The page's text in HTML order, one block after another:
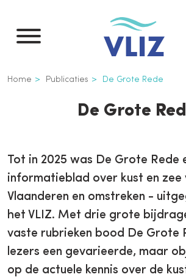
naar
inhoud
Kruimelpad
Home Publicaties De Grote Rede
De Grote
Inline
3th
level
navigation
Tot in 2025 was De Grote Rede
informatieblad over kust en
Vlaanderen en omstreken -
het VLIZ. Met drie grote
vaste rubrieken bood De Grote
lezers een gevarieerde, maar
op de actuele kennis over de